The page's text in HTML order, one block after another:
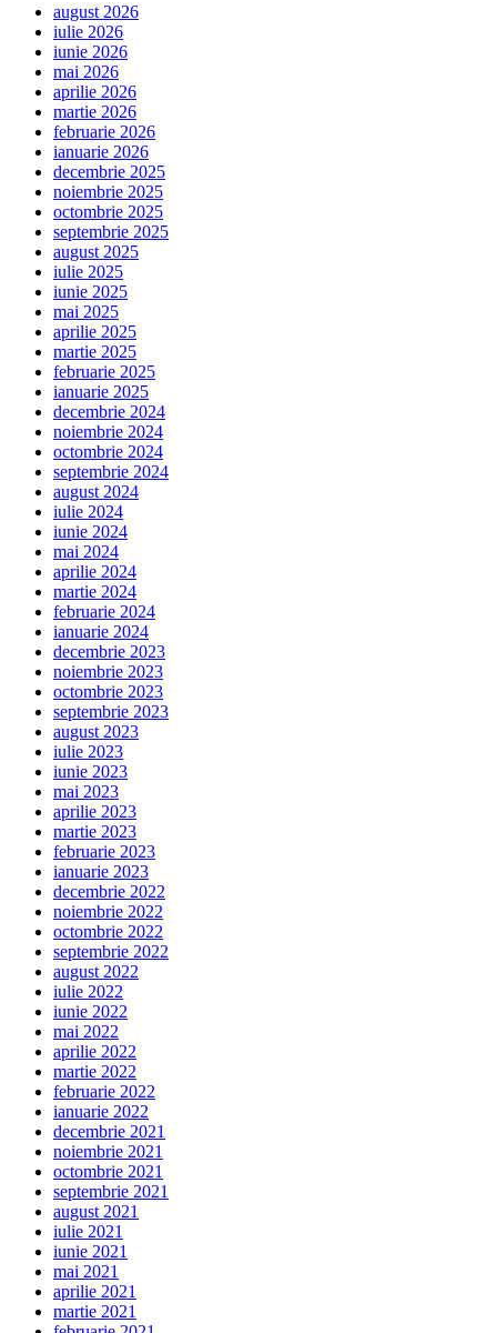
august 2026
iulie 2026
iunie 2026
mai 2026
aprilie 2026
martie 2026
februarie 2026
ianuarie 2026
decembrie 2025
noiembrie 2025
octombrie 2025
septembrie 2025
august 2025
iulie 2025
iunie 2025
mai 2025
aprilie 2025
martie 2025
februarie 2025
ianuarie 2025
decembrie 2024
noiembrie 2024
octombrie 2024
septembrie 2024
august 2024
iulie 2024
iunie 2024
mai 2024
aprilie 2024
martie 2024
februarie 2024
ianuarie 2024
decembrie 2023
noiembrie 2023
octombrie 2023
septembrie 2023
august 2023
iulie 2023
iunie 2023
mai 2023
aprilie 2023
martie 2023
februarie 2023
ianuarie 2023
decembrie 2022
noiembrie 2022
octombrie 2022
septembrie 2022
august 2022
iulie 2022
iunie 2022
mai 2022
aprilie 2022
martie 2022
februarie 2022
ianuarie 2022
decembrie 2021
noiembrie 2021
octombrie 2021
septembrie 2021
august 2021
iulie 2021
iunie 2021
mai 2021
aprilie 2021
martie 2021